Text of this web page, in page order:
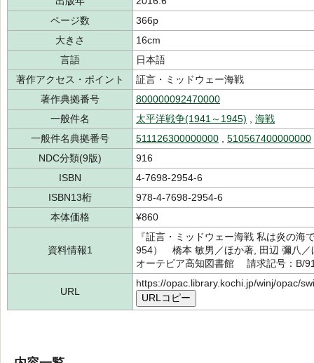
ページ数
366p
大きさ
16cm
言語
日本語
著作アクセス・ポイント
証言・ミッドウェー海戦
著作典拠番号
800000092470000
一般件名
太平洋戦争(1941～1945)
海戦
一般件名典拠番号
511126300000000
510567400000000
NDC分類(9版)
916
ISBN
4-7698-2954-6
ISBN13桁
978-4-7698-2954-6
本体価格
¥860
資料情報1
『証言・ミッドウェー海戦 私は炎の
954） 橋本 敏男／ほか著, 田辺 彌八
オーテピア高知図書館 請求記号：B/
URL
https://opac.library.kochi.jp/winj/opac/
URLコピー